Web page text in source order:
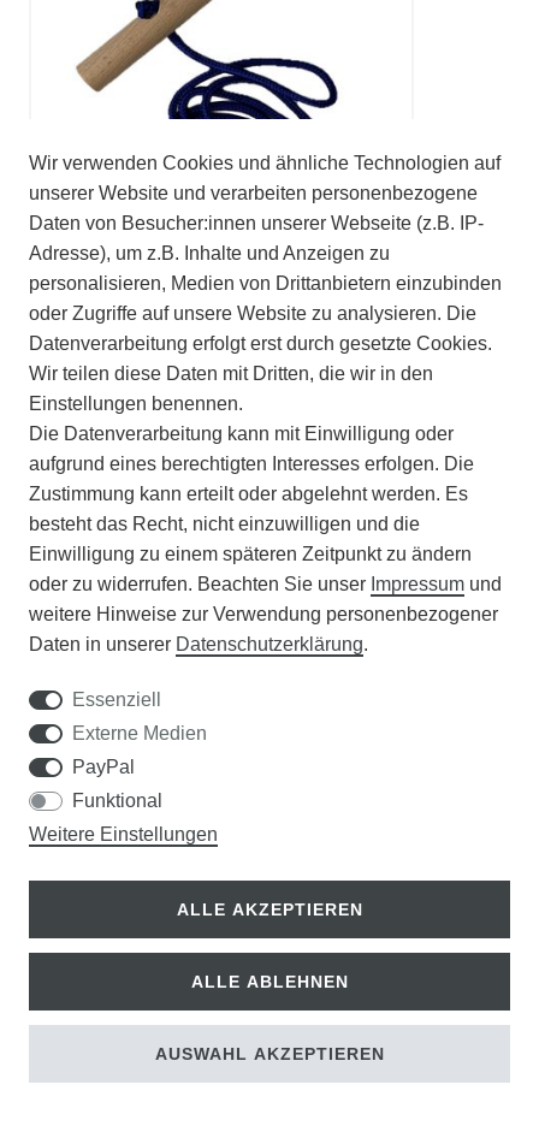
Zugseil für Schlitten mit Holzgriff (130 cm)
blau
5,00 €
4,00 € *
Colint Holzlehne / Rückenlehne für
Schlitten
30,00 €
24,00 € *
Wir verwenden Cookies und ähnliche Technologien auf
unserer Website und verarbeiten personenbezogene
Daten von Besucher:innen unserer Webseite (z.B. IP-
Adresse), um z.B. Inhalte und Anzeigen zu
personalisieren, Medien von Drittanbietern einzubinden
oder Zugriffe auf unsere Website zu analysieren. Die
Datenverarbeitung erfolgt erst durch gesetzte Cookies.
Wir teilen diese Daten mit Dritten, die wir in den
Einstellungen benennen.
Die Datenverarbeitung kann mit Einwilligung oder
aufgrund eines berechtigten Interesses erfolgen. Die
Zustimmung kann erteilt oder abgelehnt werden. Es
besteht das Recht, nicht einzuwilligen und die
Einwilligung zu einem späteren Zeitpunkt zu ändern
oder zu widerrufen. Beachten Sie unser Impressum und
weitere Hinweise zur Verwendung personenbezogener
Daten in unserer Daten­schutz­erklärung.
Essenziell
Externe Medien
PayPal
Funktional
Weitere Einstellungen
ALLE AKZEPTIEREN
ALLE ABLEHNEN
AUSWAHL AKZEPTIEREN